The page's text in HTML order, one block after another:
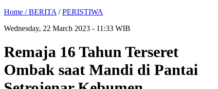
Home /BERITA /PERISTIWA
Wednesday, 22 March 2023 - 11:33 WIB
Remaja 16 Tahun Terseret
Ombak saat Mandi di Pantai